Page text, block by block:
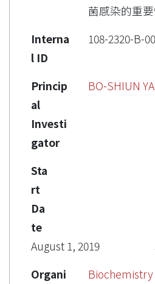
菌感染的重
Interna
l ID
108-2320-B-
Princip
al
Investi
gator
BO-SHIUN
Sta
rt
Da
te
August 1, 2019
Organi